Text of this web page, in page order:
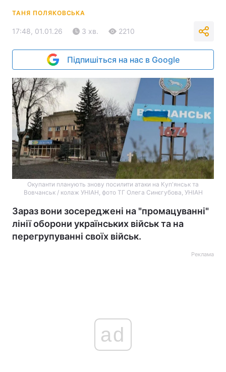
ТАНЯ ПОЛЯКОВСЬКА
17:48, 01.01.26 3 хв. 2210
Підпишіться на нас в Google
Окупанти планують знову посилити атаки на Куп'янськ та
Вовчанськ / колаж УНІАН, фото ТГ Олега Синєгубова, УНІАН
Зараз вони зосереджені на "промацуванні"
лінії оборони українських військ та на
перегрупуванні своїх військ.
Реклама
ad